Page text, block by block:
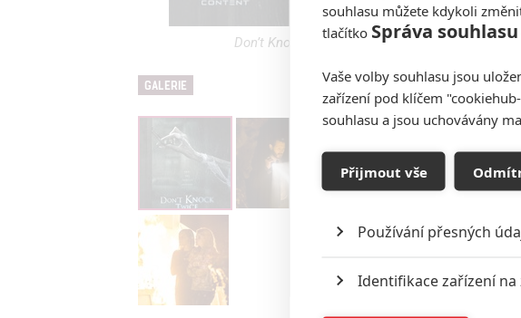
Don’t Knock Twice: Katee Sackhoff bojuje s
GALERIE
souhlasu můžete kdykoli
tlačítko Správa souhlasu
Vaše volby souhlasu jsou
zařízení pod klíčem
souhlasu a jsou uchovávány
Přijmout vše
Používání přesných
Identifikace zařízení